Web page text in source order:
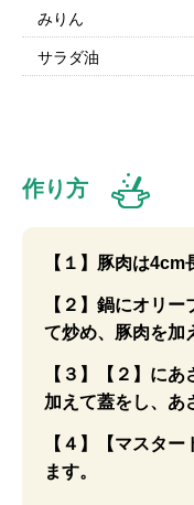
みりん
サラダ油
作り方
【１】豚肉は4cm
【２】鍋にオリ
て炒め、豚肉を加
【３】【２】に
加えて蓋をし、あ
【４】【マスタ
ます。